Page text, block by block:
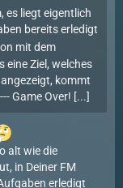
es liegt eigentlich
bereits erledigt
mit dem
eine Ziel, welches
kommt
Game Over! [...]
alt wie die
in Deiner FM
erledigt